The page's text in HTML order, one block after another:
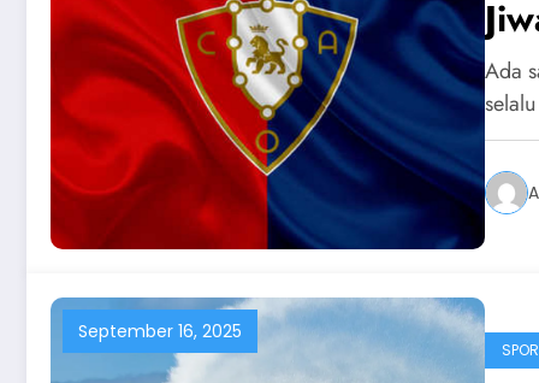
Ada
September 16, 2025